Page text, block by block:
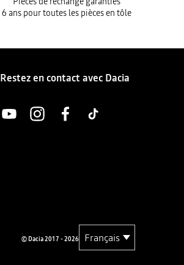
6 ans pour toutes les pièces en tôle
Restez en contact avec Dacia
© Dacia 2017 - 2026